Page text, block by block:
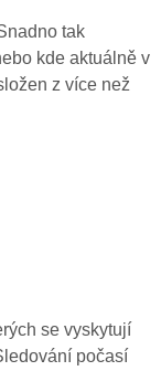
tak
kde aktuálně v
z více než
se vyskytují
počasí